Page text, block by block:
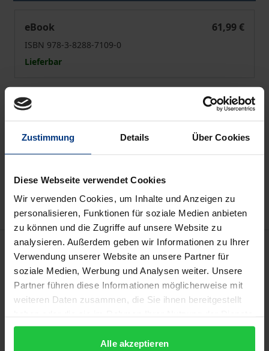
Zustimmung Details Über Cookies
Diese Webseite verwendet Cookies
Wir verwenden Cookies, um Inhalte und Anzeigen zu
personalisieren, Funktionen für soziale Medien anbieten
zu können und die Zugriffe auf unsere Website zu
analysieren. Außerdem geben wir Informationen zu Ihrer
Verwendung unserer Website an unsere Partner für
soziale Medien, Werbung und Analysen weiter. Unsere
Partner führen diese Informationen möglicherweise mit
weiteren Daten zusammen, die Sie ihnen bereitgestellt
gesammelt haben.
Alle akzeptieren
eBook
61,99 €
ISBN 978-3-8288-7109-0
Lieferbar
Preisangaben inkl. MwSt. Abhängig von der Lieferadresse
Hinweise zu Versandkosten
Beschreibung
Die vorliegende Arbeit erforscht den Einfluss der
höchstrichterlichen Rechtsprechung auf die